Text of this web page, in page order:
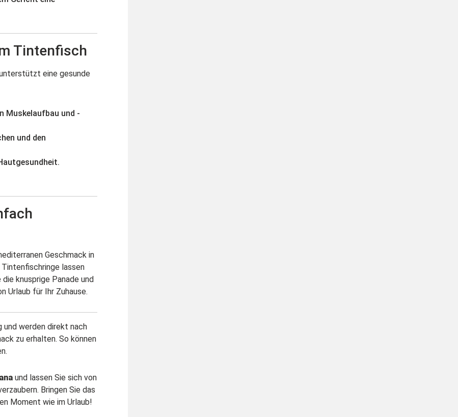
Tintenfisch
eine gesunde
Muskelaufbau und -
und den
Geschmack in
lassen
knusprige Panade und
Urlaub für Ihr Zuhause.
und werden direkt nach
zu erhalten. So können
und lassen Sie sich von
Bringen Sie das
Moment wie im Urlaub!